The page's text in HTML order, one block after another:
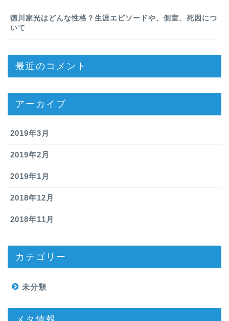
徳川家光はどんな性格？生涯エピソードや、側室、死因につ
いて
最近のコメント
アーカイブ
2019年3月
2019年2月
2019年1月
2018年12月
2018年11月
カテゴリー
未分類